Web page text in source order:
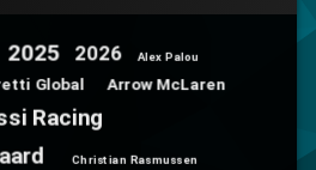
2025 2026 Alex Palou
Global Arrow McLaren
Racing
Christian Rasmussen